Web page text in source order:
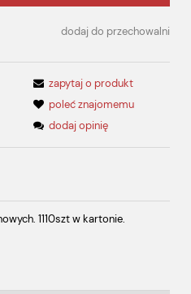
dodaj do przechowalni
zapytaj o produkt
poleć znajomemu
dodaj opinię
1110szt w kartonie.